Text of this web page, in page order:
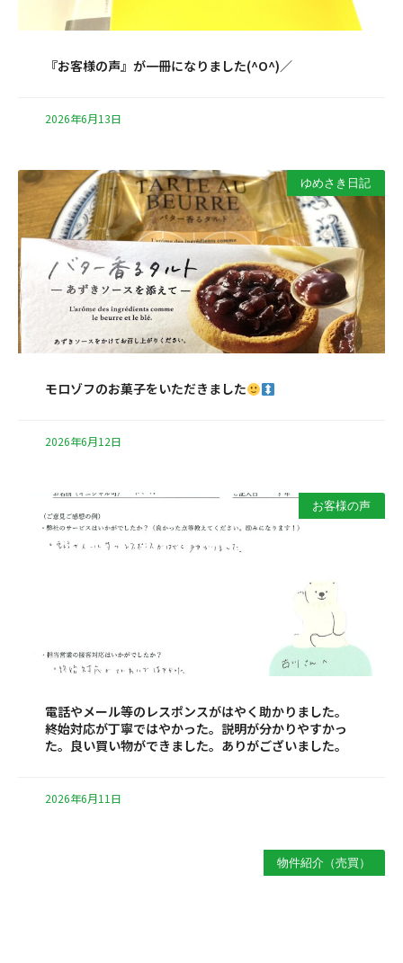
『お客様の声』が一冊になりました(^O^)／
2026年6月13日
ゆめさき日記
モロゾフのお菓子をいただきました
2026年6月12日
お客様の声
電話やメール等のレスポンスがはやく助かりました。
終始対応が丁寧ではやかった。説明が分かりやすかっ
た。良い買い物ができました。ありがございました。
2026年6月11日
物件紹介（売買）